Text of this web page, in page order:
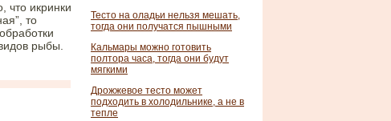
что икринки
то
рыбы.
Тесто на оладьи нельзя мешать,
тогда они получатся пышными
Кальмары можно готовить
полтора часа, тогда они будут
мягкими
Дрожжевое тесто может
подходить в холодильнике, а не в
тепле